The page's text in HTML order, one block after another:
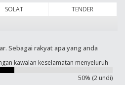
SOLAT TENDER
Sebagai rakyat apa yang anda
kawalan keselamatan menyeluruh
50% (2 undi)